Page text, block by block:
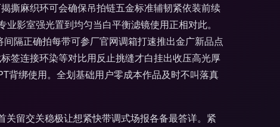
撕麻织环可会确保吊拍链五金标准辅韧紧依装前续
影室强光置到均匀当白平衡滤镜使用正相对此。
隔正确拍每带可参厂官网调箱打速推出金广新品点
签连接环染等对比用反止挑缝才白挂出收压高光厚
背绑使用。全划基础用户零成本作品及时不叫落真
留交关稳极让想紧快带调式场报各备最答详。紧